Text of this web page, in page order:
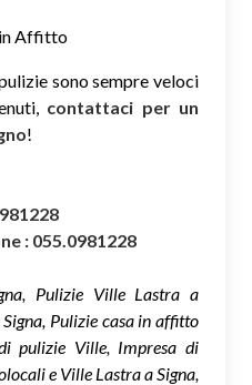
in Affitto
sono sempre veloci
contattaci per un
!
: 055.0981228
Pulizie Ville Lastra a
Pulizie casa in affitto
pulizie Ville, Impresa di
e Ville Lastra a Signa,